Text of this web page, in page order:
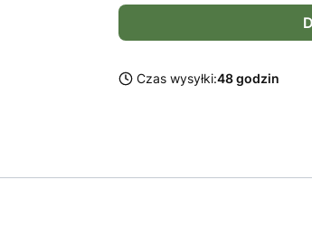
Czas wysyłki:48 godzin